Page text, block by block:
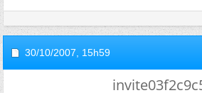
30/10/2007, 15h59